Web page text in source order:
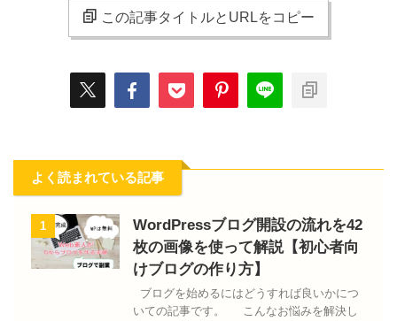
この記事タイトルとURLをコピー
よく読まれている記事
1
WordPressブログ開設の流れを42
枚の画像を使って解説【初心者向
けブログの作り方】
ブログを始めるにはどうすれば良いかにつ
いての記事です。 こんなお悩みを解決し